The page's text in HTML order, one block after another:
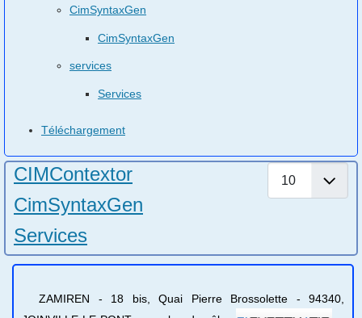
CimSyntaxGen
CimSyntaxGen
services
Services
Téléchargement
CIMContextor
CimSyntaxGen
Services
ZAMIREN - 18 bis, Quai Pierre Brossolette - 94340,